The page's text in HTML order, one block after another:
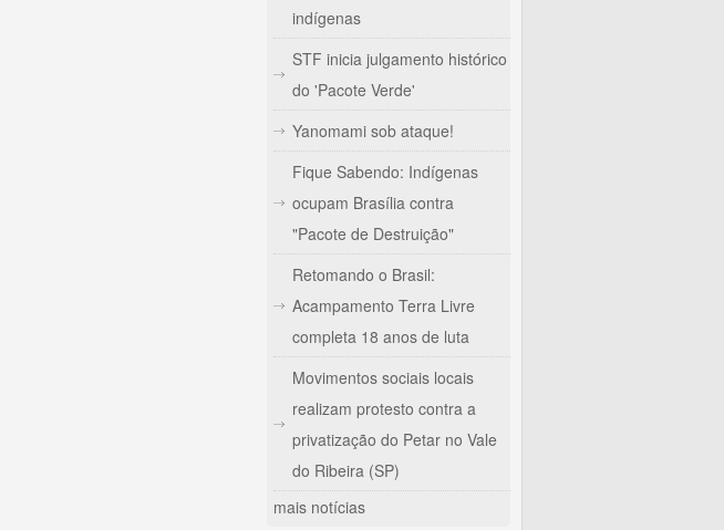
indígenas
STF inicia julgamento histórico
do 'Pacote Verde'
Yanomami sob ataque!
Fique Sabendo: Indígenas
ocupam Brasília contra
"Pacote de Destruição"
Retomando o Brasil:
Acampamento Terra Livre
completa 18 anos de luta
Movimentos sociais locais
realizam protesto contra a
privatização do Petar no Vale
do Ribeira (SP)
mais notícias